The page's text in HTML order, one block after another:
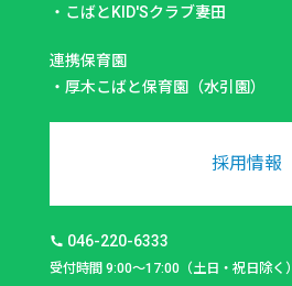
・ こばとKID'Sクラブ妻田
連携保育園
・ 厚木こばと保育園（水引園）
採用情報
046-220-6333
受付時間 9:00～17:00（土日・祝日除く）